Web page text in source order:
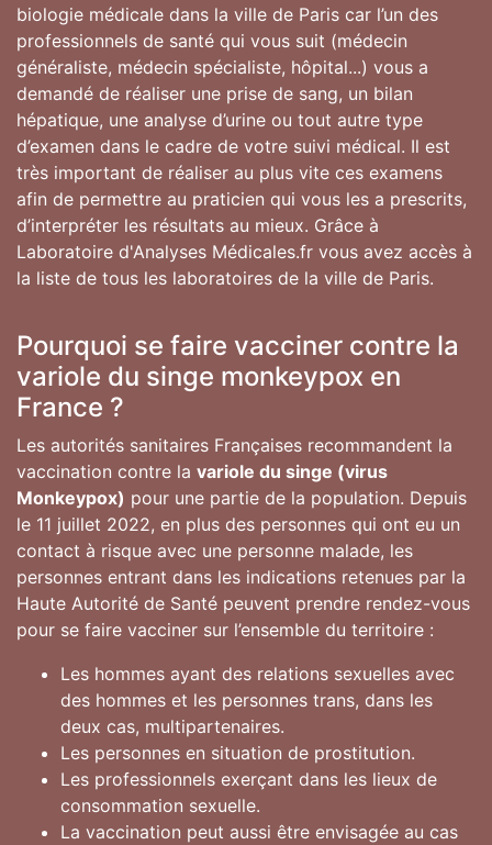
biologie médicale dans la ville de Paris car l’un des
professionnels de santé qui vous suit (médecin
généraliste, médecin spécialiste, hôpital...) vous a
demandé de réaliser une prise de sang, un bilan
hépatique, une analyse d’urine ou tout autre type
d’examen dans le cadre de votre suivi médical. Il est
très important de réaliser au plus vite ces examens
afin de permettre au praticien qui vous les a prescrits,
d’interpréter les résultats au mieux. Grâce à
Laboratoire d'Analyses Médicales.fr vous avez accès à
la liste de tous les laboratoires de la ville de Paris.
Pourquoi se faire vacciner contre la
variole du singe monkeypox en
France ?
Les autorités sanitaires Françaises recommandent la
vaccination contre la variole du singe (virus
Monkeypox) pour une partie de la population. Depuis
le 11 juillet 2022, en plus des personnes qui ont eu un
contact à risque avec une personne malade, les
personnes entrant dans les indications retenues par la
Haute Autorité de Santé peuvent prendre rendez-vous
pour se faire vacciner sur l’ensemble du territoire :
Les hommes ayant des relations sexuelles avec
des hommes et les personnes trans, dans les
deux cas, multipartenaires.
Les personnes en situation de prostitution.
Les professionnels exerçant dans les lieux de
consommation sexuelle.
La vaccination peut aussi être envisagée au cas